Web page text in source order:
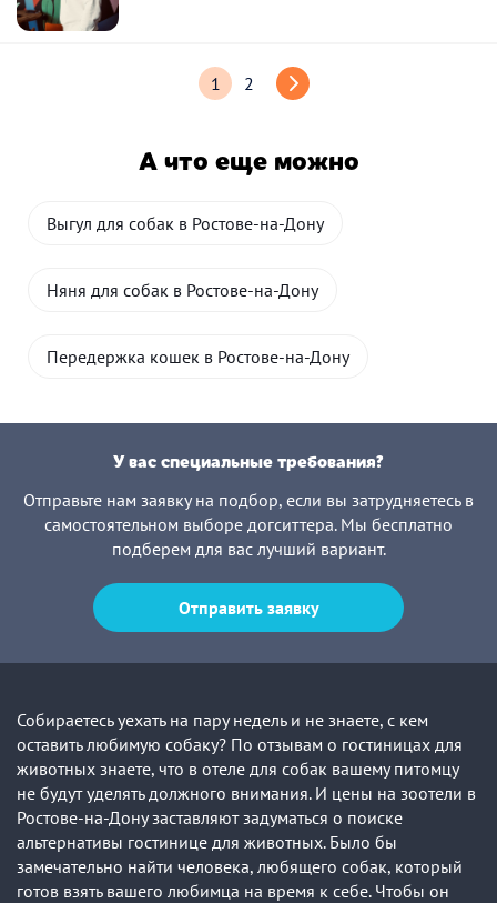
1 2
А что еще можно
Выгул для собак в Ростове-на-Дону
Няня для собак в Ростове-на-Дону
Передержка кошек в Ростове-на-Дону
У вас специальные требования?
Отправьте нам заявку на подбор, если вы затрудняетесь в
самостоятельном выборе догситтера. Мы бесплатно
подберем для вас лучший вариант.
Отправить заявку
Собираетесь уехать на пару недель и не знаете, с кем
оставить любимую собаку? По отзывам о гостиницах для
животных знаете, что в отеле для собак вашему питомцу
не будут уделять должного внимания. И цены на зоотели в
Ростове-на-Дону заставляют задуматься о поиске
альтернативы гостинице для животных. Было бы
замечательно найти человека, любящего собак, который
готов взять вашего любимца на время к себе. Чтобы он